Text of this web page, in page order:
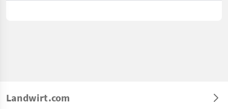
Landwirt.com